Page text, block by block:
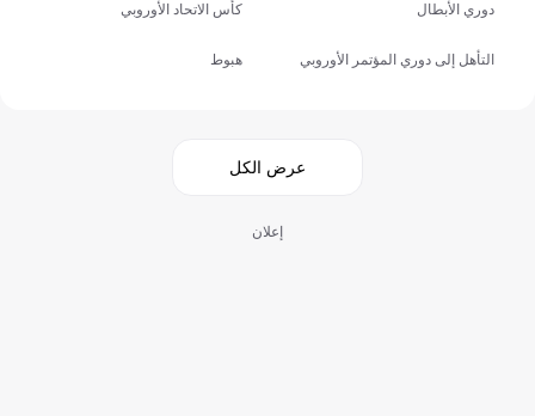
دوري الأبطال كأس الاتحاد الأوروبي
التأهل إلى دوري المؤتمر الأوروبي هبوط
عرض الكل
إعلان